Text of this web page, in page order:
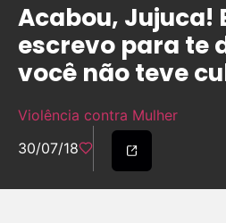
Acabou, Jujuca!
escrevo para te
você não teve
Violência contra Mulher
30/07/18